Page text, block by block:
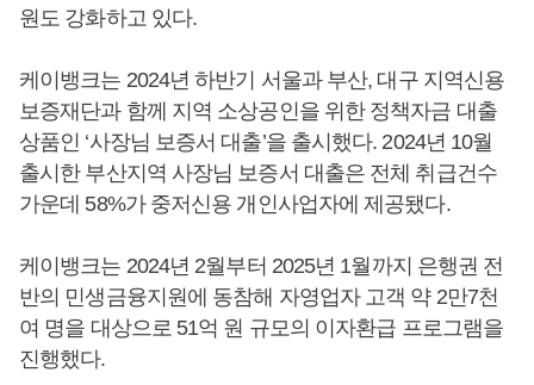
원도 강화하고 있다.
케이뱅크는 2024년 하반기 서울과 부산, 대구 지역신용
보증재단과 함께 지역 소상공인을 위한 정책자금 대출
상품인 ‘사장님 보증서 대출’을 출시했다. 2024년 10월
출시한 부산지역 사장님 보증서 대출은 전체 취급건수
가운데 58%가 중저신용 개인사업자에 제공됐다.
케이뱅크는 2024년 2월부터 2025년 1월까지 은행권 전
반의 민생금융지원에 동참해 자영업자 고객 약 2만7천
여 명을 대상으로 51억 원 규모의 이자환급 프로그램을
진행했다.